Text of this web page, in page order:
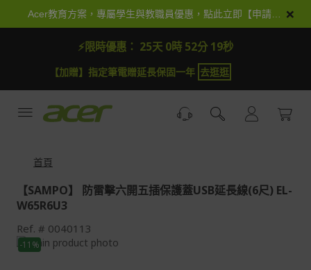
×
⚡限時優惠： 25天 0時 52分 19秒
【加抽】全館Acer商品登錄再抽iPhone 18
首頁
【SAMPO】 防雷擊六開五插保護蓋USB延長線(6尺) EL-
W65R6U3
Ref. 0040113
Skip
to
-11%
Skip